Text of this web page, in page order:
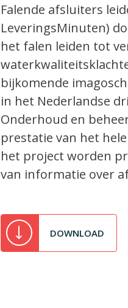
Falende afsluiters
LeveringsMinuten)
het falen leiden tot
bijkomende
in het Nederlandse
Onderhoud en
prestatie van het
het project worden
van informatie over
DOWNLOAD